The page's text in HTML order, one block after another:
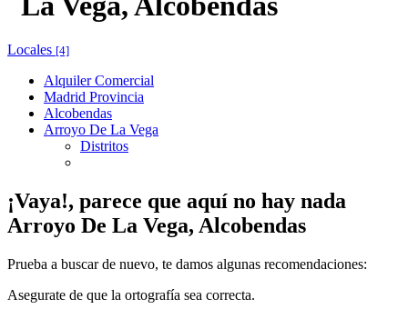
Locales [4]
Alquiler Comercial
Madrid Provincia
Alcobendas
Arroyo De La Vega
Distritos
¡Vaya!, parece que aquí no hay nada
Arroyo De La Vega, Alcobendas
Prueba a buscar de nuevo, te damos algunas recomendaciones:
Asegurate de que la ortografía sea correcta.